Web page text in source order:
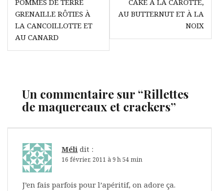
de
l’article
POMMES DE TERRE
GRENAILLE RÔTIES À
LA CANCOILLOTTE ET
AU CANARD
CAKE À LA CAROTTE,
AU BUTTERNUT ET À LA
NOIX
Un commentaire sur “Rillettes
de maquereaux et crackers”
Méli dit :
16 février, 2011 à 9 h 54 min
J’en fais parfois pour l’apéritif, on adore ça.